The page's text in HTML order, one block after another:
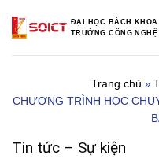
content
ĐẠI HỌC BÁCH KHOA
TRƯỜNG CÔNG
Trang chủ »
CHƯƠNG TRÌNH HỌC
Tin tức – Sự kiện